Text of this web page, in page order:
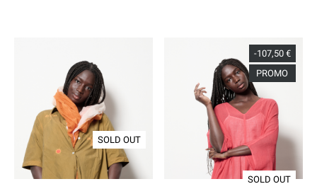
SOLD OUT
-107,50 €
PROMO
SOLD OUT